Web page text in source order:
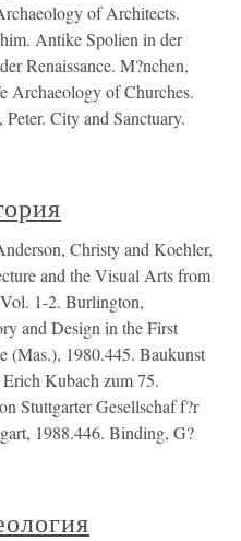
of Architects.
Antike Spolien in der
Renaissance. M?nchen,
Archaeology of Churches.
City and Sanctuary.
Christy and Koehler,
and the Visual Arts from
1-2. Burlington,
and Design in the First
(Mas.), 1980.445. Baukunst
Kubach zum 75.
Stuttgarter Gesellschaf f?r
1988.446. Binding, G?